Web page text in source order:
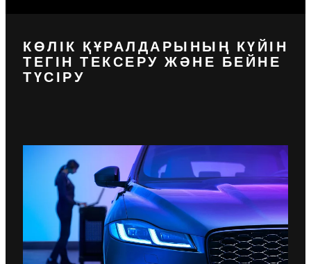
КӨЛІК ҚҰРАЛДАРЫНЫҢ КҮЙІН
ТЕГІН ТЕКСЕРУ ЖӘНЕ БЕЙНЕ
ТҮСІРУ